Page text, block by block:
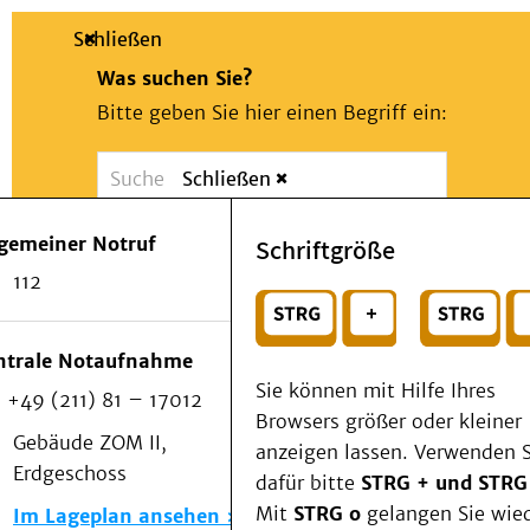
Suche
Schließen
Was suchen Sie?
Bitte geben Sie hier einen Begriff ein:
Suchen
Wählen Sie ein Thema für Ihren
Notfall
Schließen
Notruf
112
Notaufnahme
+49 (211) 81 – 17012
Gebäude ZOM II,
Erdgeschoss
Im Lageplan ansehen
Schriftgröße
Sie können mit Hilfe Ihres
Browsers größer oder kleiner
anzeigen lassen. Verwenden
dafür bitte STRG + und
Mit STRG o gelangen Sie
Patienten & Besucher
Als Patient am UKD
Beratung und Unterstützung
Veranstaltungen
Kommunikation im Medizinwesen (KIM)
Notfall
Forschung & Lehre
Medizinische Fakultät